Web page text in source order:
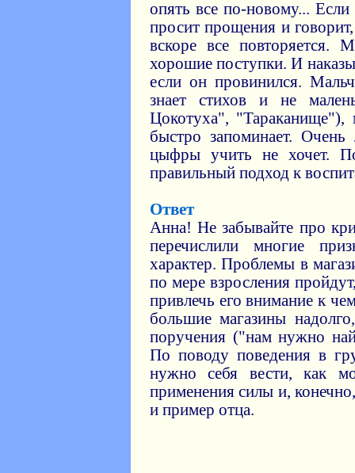
опять все по-новому...
просит прощения и
вскоре все повторяется.
хорошие поступки. И
если он провинился.
знает стихов и не
Цокотуха",
быстро запоминает.
цыфры учить не хочет.
правильный подход к
Ответ
Анна! Не забывайте про
перечислили многие
характер. Проблемы в
по мере взросления
привлечь его внимание к
большие магазины
поручения ("нам нужно
По поводу поведения в
нужно себя вести, как
применения силы и,
и пример отца.